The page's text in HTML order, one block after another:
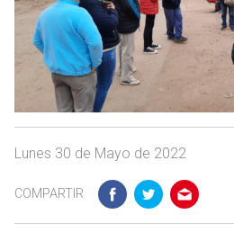
Lunes 30 de Mayo de 2022
COMPARTIR